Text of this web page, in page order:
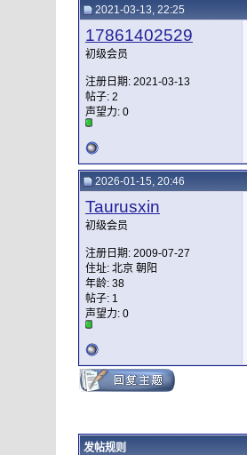
2021-03-13, 22:25
17861402529
初级会员
注册日期: 2021-03-13
帖子: 2
声望力: 0
2026-01-15, 20:46
Taurusxin
初级会员
注册日期: 2009-07-27
住址: 北京 朝阳
年龄: 38
帖子: 1
声望力: 0
发帖规则